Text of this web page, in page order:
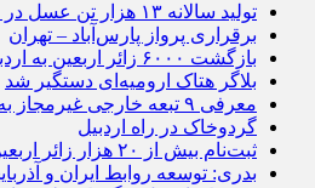
تولید سالانه ۱۳ هزار تن عسل در اردبیل
برقراری پرواز پارس‌آباد – تهران
بازگشت ۶۰۰۰ زائر اربعین به اردبیل
بلاگر هتاک ارومیه‌ای دستگیر شد
معرفی ۹ تبعه خارجی غیرمجاز به مراجع قضایی در اردبیل
گردوخاک در راه اردبیل
ثبت‌نام بیش از ۲۰ هزار زائر اربعین از اردبیل
بدری: توسعه روابط ایران و